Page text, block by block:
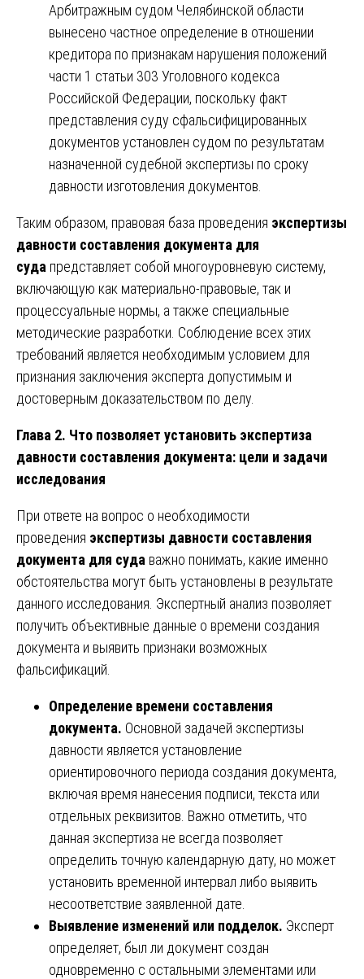
Арбитражным судом Челябинской области
вынесено частное определение в отношении
кредитора по признакам нарушения положений
части 1 статьи 303 Уголовного кодекса
Российской Федерации, поскольку факт
представления суду сфальсифицированных
документов установлен судом по результатам
назначенной судебной экспертизы по сроку
давности изготовления документов.
Таким образом, правовая база проведения экспертизы
давности составления документа для
суда представляет собой многоуровневую систему,
включающую как материально-правовые, так и
процессуальные нормы, а также специальные
методические разработки. Соблюдение всех этих
требований является необходимым условием для
признания заключения эксперта допустимым и
достоверным доказательством по делу.
Глава 2. Что позволяет установить экспертиза
давности составления документа: цели и задачи
исследования
При ответе на вопрос о необходимости
проведения экспертизы давности составления
документа для суда важно понимать, какие именно
обстоятельства могут быть установлены в результате
данного исследования. Экспертный анализ позволяет
получить объективные данные о времени создания
документа и выявить признаки возможных
фальсификаций.
Определение времени составления
документа. Основной задачей экспертизы
давности является установление
ориентировочного периода создания документа,
включая время нанесения подписи, текста или
отдельных реквизитов. Важно отметить, что
данная экспертиза не всегда позволяет
определить точную календарную дату, но может
установить временной интервал либо выявить
несоответствие заявленной дате.
Выявление изменений или подделок. Эксперт
определяет, был ли документ создан
одновременно с остальными элементами или